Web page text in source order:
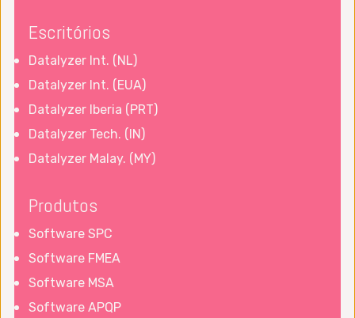
Escritórios
Datalyzer Int. (NL)
Datalyzer Int. (EUA)
Datalyzer Iberia (PRT)
Datalyzer Tech. (IN)
Datalyzer Malay. (MY)
Produtos
Software SPC
Software FMEA
Software MSA
Software APQP